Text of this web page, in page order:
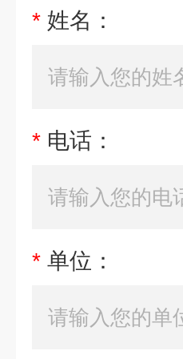
* 姓名：
* 电话：
* 单位：